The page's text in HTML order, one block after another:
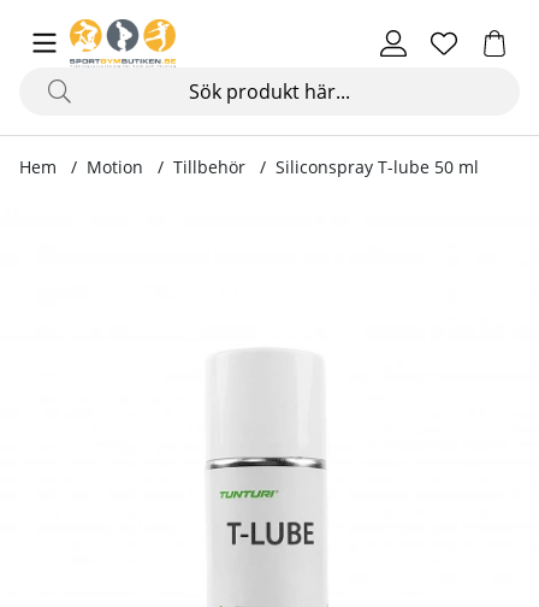
Hem Motion Tillbehör Siliconspray T-lube 50 ml